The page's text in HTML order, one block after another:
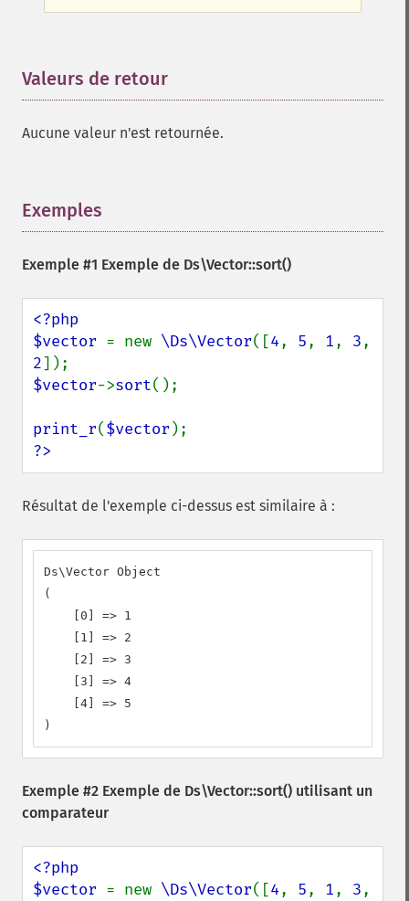
Valeurs de retour
Aucune valeur n'est retournée.
Exemples
Exemple #1 Exemple de Ds\Vector::sort()
<?php
$vector = new \Ds\Vector([4, 5, 1, 3
2
$vector->sort();
print_r($vector
?>
Résultat de l'exemple ci-dessus est similaire à :
Ds\Vector Object
(
    [0] => 1
    [1] => 2
    [2] => 3
    [3] => 4
    [4] => 5
)
Exemple #2 Exemple de Ds\Vector::sort() utilisant un
comparateur
<?php
$vector = new \Ds\Vector([4, 5, 1, 3